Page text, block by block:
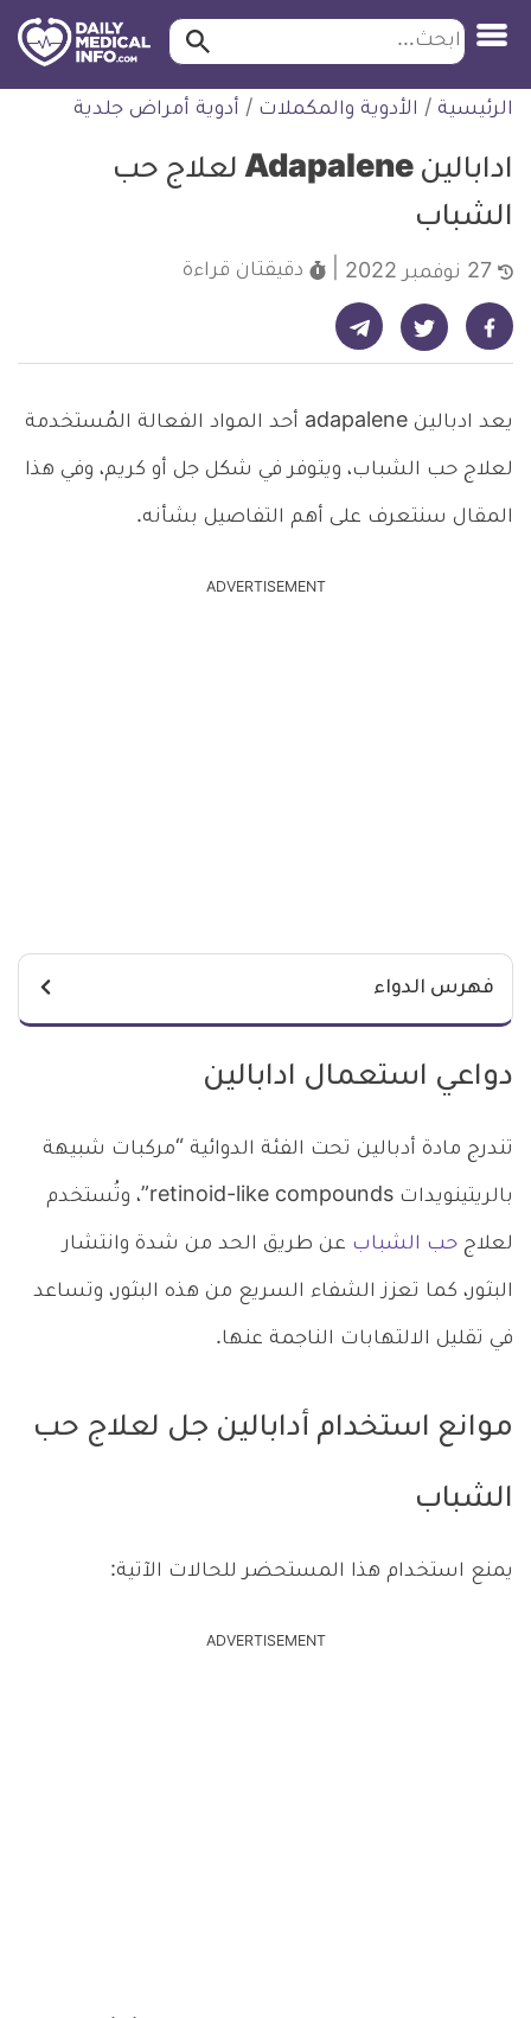
التخطي
للمحتوى
طبية
ابحث ابحث…
الرئيسية / الأدوية والمكملات / أدوية أمراض جلدية
ادابالين Adapalene لعلاج حب
الشباب
دقيقتان قراءة
شارك على فيسبوك - ديلي ميديكال انفو شارك على تويتر - ديلي ميديكال انفو شارك على تيليجرام - ديلي ميديكال انفو
يعد ادبالين adapalene أحد المواد الفعالة المُستخدمة
لعلاج حب الشباب، ويتوفر في شكل جل أو كريم، وفي هذا
المقال سنتعرف على أهم التفاصيل بشأنه.
ADVERTISEMENT
فهرس الدواء
دواعي استعمال ادابالين
تندرج مادة أدبالين تحت الفئة الدوائية “مركبات شبيهة
بالريتينويدات retinoid-like compounds”، وتُستخدم
لعلاج حب الشباب عن طريق الحد من شدة وانتشار
البثور، كما تعزز الشفاء السريع من هذه البثور، وتساعد
في تقليل الالتهابات الناجمة عنها.
موانع استخدام أدابالين جل لعلاج حب
الشباب
يمنع استخدام هذا المستحضر للحالات الآتية:
ADVERTISEMENT